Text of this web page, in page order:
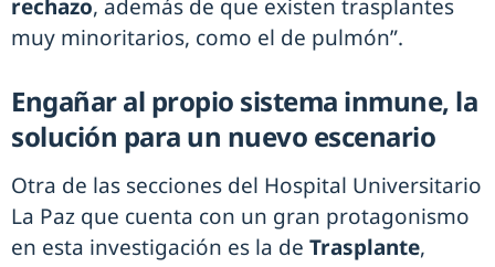
rechazo, además de que existen trasplantes
muy minoritarios, como el de pulmón”.
Engañar al propio sistema inmune, la
solución para un nuevo escenario
Otra de las secciones del Hospital Universitario
La Paz que cuenta con un gran protagonismo
en esta investigación es la de Trasplante,